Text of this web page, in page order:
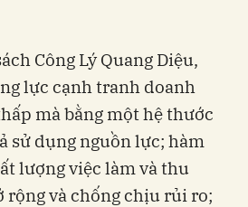
Công Lý Quang Diệu,
lực cạnh tranh doanh
mà bằng một hệ thước
sử dụng nguồn lực; hàm
lượng việc làm và thu
và chống chịu rủi ro;